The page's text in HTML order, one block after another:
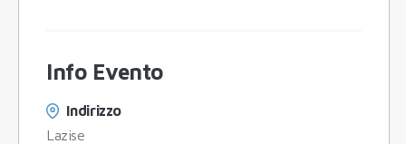
Info Evento
Indirizzo
Lazise